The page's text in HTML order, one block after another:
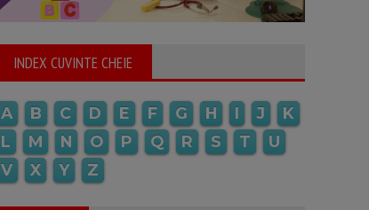
INDEX CUVINTE CHEIE
A B C D E F G H I J
K
L
M N O P Q R S T
U
V
X Y Z